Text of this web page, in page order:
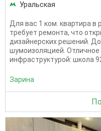
Уральская
Для вас 1 ком. квартира
требует ремонта, что
дизайнерских решений.
шумоизоляцией.
инфраструктурой: школа
Зарина